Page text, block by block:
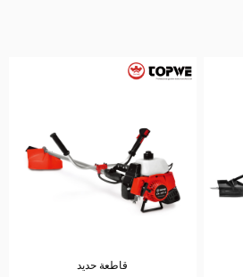
قاطعة حديد